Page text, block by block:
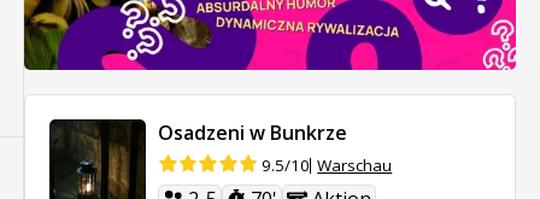
Osadzeni w Bunkrze
9.5/10 Warschau